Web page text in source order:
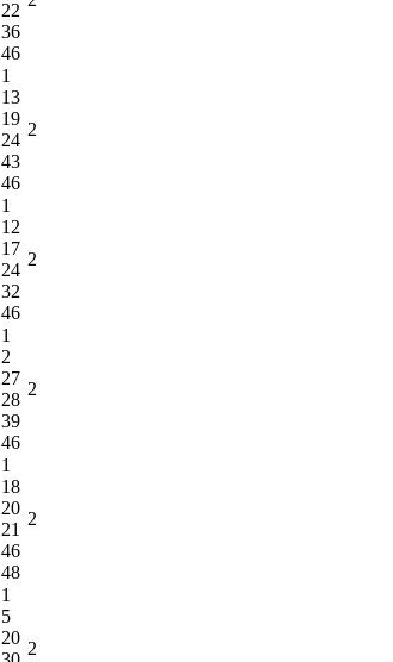
22
36
46
1
13
19
24
43
46
2
1
12
17
24
32
46
2
1
2
27
28
39
46
2
1
18
20
21
46
48
2
1
5
20
2